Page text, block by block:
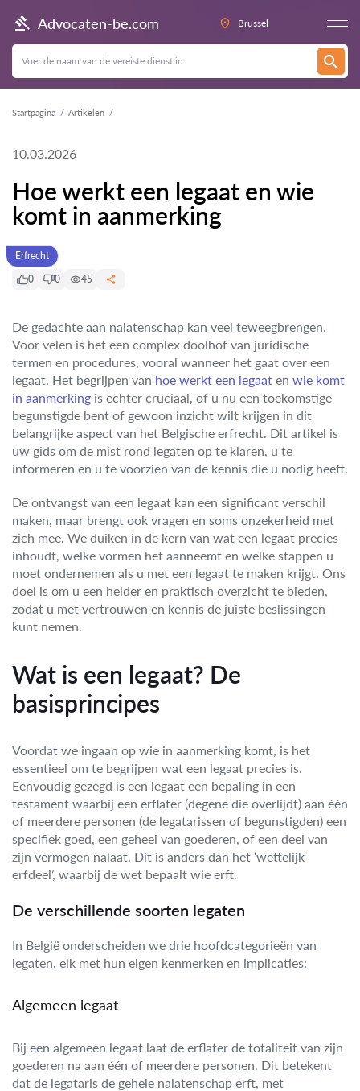
Advocaten-be.com Brussel
Startpagina Artikelen
10.03.2026
Hoe werkt een legaat en wie
komt in aanmerking
Erfrecht
0
0 45
De gedachte aan nalatenschap kan veel teweegbrengen.
Voor velen is het een complex doolhof van juridische
termen en procedures, vooral wanneer het gaat over een
legaat. Het begrijpen van hoe werkt een legaat en wie komt
in aanmerking is echter cruciaal, of u nu een toekomstige
begunstigde bent of gewoon inzicht wilt krijgen in dit
belangrijke aspect van het Belgische erfrecht. Dit artikel is
uw gids om de mist rond legaten op te klaren, u te
informeren en u te voorzien van de kennis die u nodig heeft.
De ontvangst van een legaat kan een significant verschil
maken, maar brengt ook vragen en soms onzekerheid met
zich mee. We duiken in de kern van wat een legaat precies
inhoudt, welke vormen het aanneemt en welke stappen u
moet ondernemen als u met een legaat te maken krijgt. Ons
doel is om u een helder en praktisch overzicht te bieden,
zodat u met vertrouwen en kennis de juiste beslissingen
kunt nemen.
Wat is een legaat? De
basisprincipes
Voordat we ingaan op wie in aanmerking komt, is het
essentieel om te begrijpen wat een legaat precies is.
Eenvoudig gezegd is een legaat een bepaling in een
testament waarbij een erflater (degene die overlijdt) aan één
of meerdere personen (de legatarissen of begunstigden) een
specifiek goed, een geheel van goederen, of een deel van
zijn vermogen nalaat. Dit is anders dan het ‘wettelijk
erfdeel’, waarbij de wet bepaalt wie erft.
De verschillende soorten legaten
In België onderscheiden we drie hoofdcategorieën van
legaten, elk met hun eigen kenmerken en implicaties:
Algemeen legaat
Bij een algemeen legaat laat de erflater de totaliteit van zijn
goederen na aan één of meerdere personen. Dit betekent
dat de legataris de gehele nalatenschap erft, met